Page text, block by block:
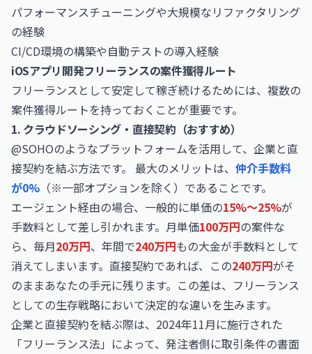
パフォーマンスチューニングや大規模なリファクタリング
の経験
CI/CD環境の構築や自動テストの導入経験
iOSアプリ開発フリーランスの案件獲得ルート
フリーランスとして安定して稼ぎ続けるためには、複数の
案件獲得ルートを持っておくことが重要です。
1. クラウドソーシング・直接契約（おすすめ）
@SOHOのようなプラットフォームを活用して、企業と直
接契約を結ぶ方法です。 最大のメリットは、 仲介手数料
が0% （※一部オプションを除く）であることです。
エージェント経由の場合、一般的に単価の15%〜25%が
手数料として差し引かれます。月単価100万円の案件な
ら、毎月20万円、年間で240万円もの大金が手数料として
消えてしまいます。直接契約であれば、この240万円がそ
のままあなたの手元に残ります。この差は、フリーランス
としての生存戦略において決定的な違いを生みます。
企業と直接契約を結ぶ際は、2024年11月に施行された
「フリーランス法」によって、発注者側に取引条件の書面